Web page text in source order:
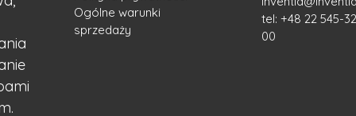
Ogólne warunki
sprzedaży
tel: +48 22 545-
00